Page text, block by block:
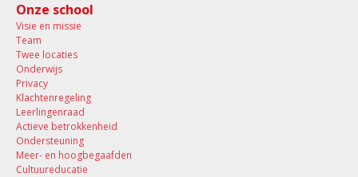
Onze school
Visie en missie
Team
Twee locaties
Onderwijs
Privacy
Klachtenregeling
Leerlingenraad
Actieve betrokkenheid
Ondersteuning
Meer- en hoogbegaafden
Cultuureducatie